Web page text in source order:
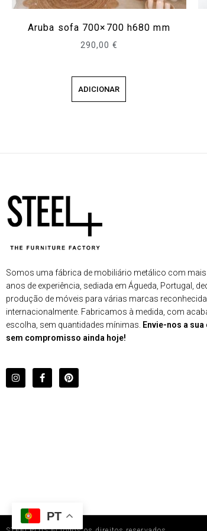
Aruba sofa 700×700 h680 mm
290,00 €
ADICIONAR
Somos uma fábrica de mobiliário metálico com mais
anos de experiência, sediada em Águeda, Portugal,
produção de móveis para várias marcas
internacionalmente. Fabricamos à medida, com
escolha, sem quantidades mínimas. Envie-nos a
sem compromisso ainda hoje!
PT